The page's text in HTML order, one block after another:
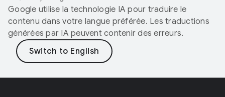
Google utilise la technologie IA pour traduire le
contenu dans votre langue préférée. Les traductions
générées par IA peuvent contenir des erreurs.